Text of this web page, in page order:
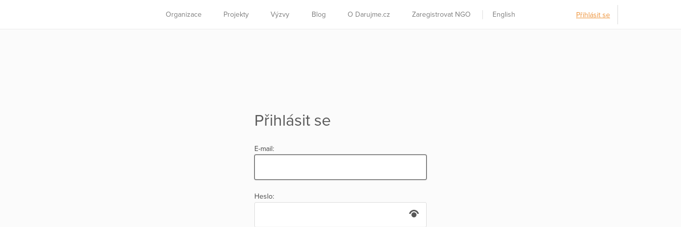
Organizace Projekty Výzvy Blog O Darujme.cz Zaregistrovat NGO English Přihlásit se
Přihlásit se
E-mail:
Heslo: